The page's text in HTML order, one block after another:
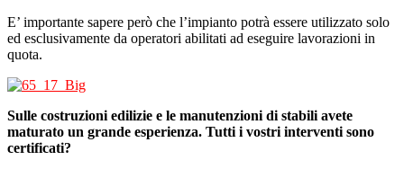
E’ importante sapere però che l’impianto potrà essere utilizzato solo
ed esclusivamente da operatori abilitati ad eseguire lavorazioni in
quota.
Sulle costruzioni edilizie e le manutenzioni di stabili avete
maturato un grande esperienza. Tutti i vostri interventi sono
certificati?